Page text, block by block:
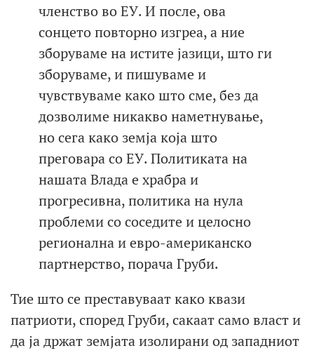
членство во ЕУ. И после, ова
сонцето повторно изгреа, а ние
зборуваме на истите јазици, што ги
зборуваме, и пишуваме и
чувствуваме како што сме, без да
дозволиме никакво наметнување,
но сега како земја која што
преговара со ЕУ. Политиката на
нашата Влада е храбра и
прогресивна, политика на нула
проблеми со соседите и целосно
регионална и евро-американско
партнерство, порача Груби.
Тие што се преставуваат како квази
патриоти, според Груби, сакаат само власт и
да ја држат земјата изолирани од западниот